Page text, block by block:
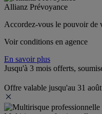
Allianz Prévoyance
Accordez-vous le pouvoir de
Voir conditions en agence
En savoir plus
Jusqu'à 3 mois offerts,
Offre valable jusqu'au 31